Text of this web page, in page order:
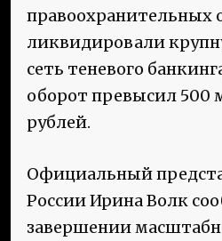
правоохранительных
ликвидировали
сеть теневого
оборот превысил 500
рублей.
Официальный
России Ирина Волк
завершении